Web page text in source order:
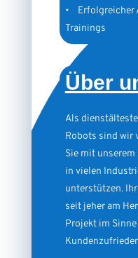
• Erfolgreicher
Trainings
Über
Als
Robots sind wir
Sie mit
in vielen
unterstützen.
seit jeher am
Projekt im